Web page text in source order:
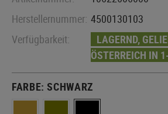
Herstellernummer: 4500130103
Verfügbarkeit:
LAGERND,
ÖSTERREICH IN
FARBE:SCHWARZ